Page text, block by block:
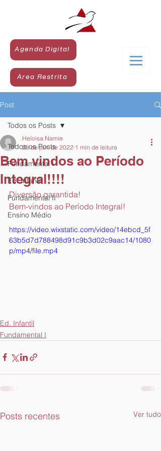
Agenda Digital
Área Restrita
Post
Todos os Posts
Fundamental I
Ed. Infantil
Fundamental II
Ensino Médio
Todos os Posts
Bem vindos ao Período
Integral!!!!
Heloisa Namie
28 de jan. de 2022 1 min de leitura
Diversão garantida!
Bem-vindos ao Período Integral!
https://video.wixstatic.com/video/14ebcd_5f
63b5d7d788498d91c9b3d02c9aac14/1080
p/mp4/file.mp4
Ed. Infantil
Fundamental I
Posts recentes Ver tudo